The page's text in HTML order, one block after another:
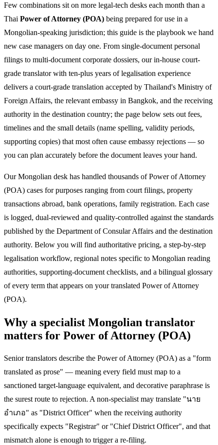
Few combinations sit on more legal-tech desks each month than a
Thai Power of Attorney (POA) being prepared for use in a
Mongolian-speaking jurisdiction; this guide is the playbook we hand
new case managers on day one. From single-document personal
filings to multi-document corporate dossiers, our in-house court-
grade translator with ten-plus years of legalisation experience
delivers a court-grade translation accepted by Thailand's Ministry of
Foreign Affairs, the relevant embassy in Bangkok, and the receiving
authority in the destination country; the page below sets out fees,
timelines and the small details (name spelling, validity periods,
supporting copies) that most often cause embassy rejections — so
you can plan accurately before the document leaves your hand.
Our Mongolian desk has handled thousands of Power of Attorney
(POA) cases for purposes ranging from court filings, property
transactions abroad, bank operations, family registration. Each case
is logged, dual-reviewed and quality-controlled against the standards
published by the Department of Consular Affairs and the destination
authority. Below you will find authoritative pricing, a step-by-step
legalisation workflow, regional notes specific to Mongolian reading
authorities, supporting-document checklists, and a bilingual glossary
of every term that appears on your translated Power of Attorney
(POA).
Why a specialist Mongolian translator
matters for Power of Attorney (POA)
Senior translators describe the Power of Attorney (POA) as a "form
translated as prose" — meaning every field must map to a
sanctioned target-language equivalent, and decorative paraphrase is
the surest route to rejection. A non-specialist may translate "นาย
อำเภอ" as "District Officer" when the receiving authority
specifically expects "Registrar" or "Chief District Officer", and that
mismatch alone is enough to trigger a re-filing.